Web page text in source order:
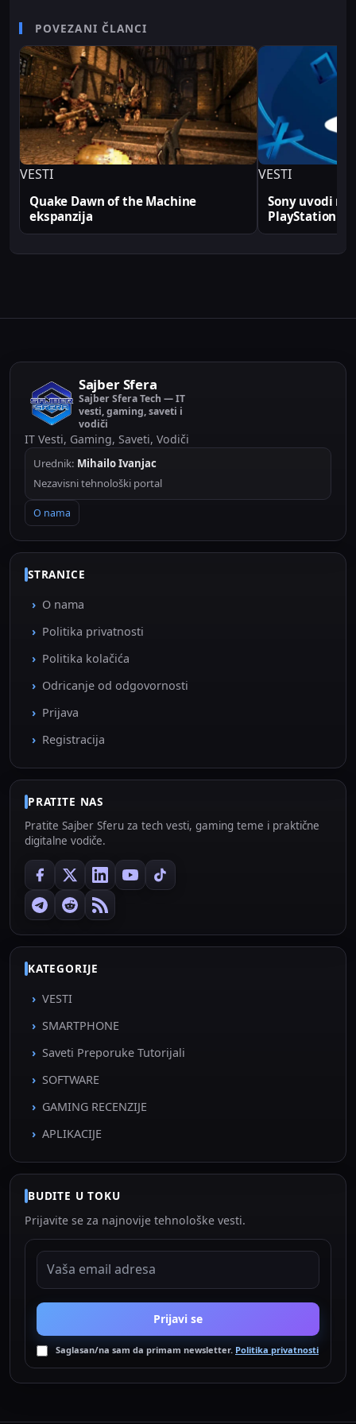
senior video editor na RTV Belle amie, što mu
omogućava da tehničke teme predstavi jasno i
profesionalno. Sve tehničke analize i konfiguracije
na Sajber Sfera portalu zasnovane su na realnim
produkcionim implementacijama.
POVEZANI ČLANCI
VESTI
Quake Dawn of the Machine
ekspanzija
VESTI
Sony uvodi
PlayStation
Sajber Sfera
Sajber Sfera Tech — IT
vesti, gaming, saveti i
vodiči
IT Vesti, Gaming, Saveti, Vodiči
Urednik: Mihailo Ivanjac
Nezavisni tehnološki portal
O nama
STRANICE
O nama
Politika privatnosti
Politika kolačića
Odricanje od odgovornosti
Prijava
Registracija
PRATITE NAS
Pratite Sajber Sferu za tech vesti, gaming teme i praktične
digitalne vodiče.
KATEGORIJE
VESTI
SMARTPHONE
Saveti Preporuke Tutorijali
SOFTWARE
GAMING RECENZIJE
APLIKACIJE
BUDITE U TOKU
Prijavite se za najnovije tehnološke vesti.
EMAIL ADRESA
Prijavi se
Saglasan/na sam da primam newsletter. Politika privatnosti